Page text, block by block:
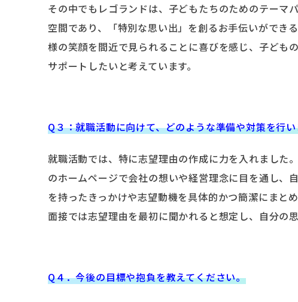
その中でもレゴランドは、子どもたちのためのテーマ
空間であり、「特別な思い出」を創るお手伝いができ
様の笑顔を間近で見られることに喜びを感じ、子ども
サポートしたいと考えています。
Q３：就職活動に向けて、どのような準備や対策を行
就職活動では、特に志望理由の作成に力を入れました
のホームページで会社の想いや経営理念に目を通し、
を持ったきっかけや志望動機を具体的かつ簡潔にまと
面接では志望理由を最初に聞かれると想定し、自分の
Q４．今後の目標や抱負を教えてください。